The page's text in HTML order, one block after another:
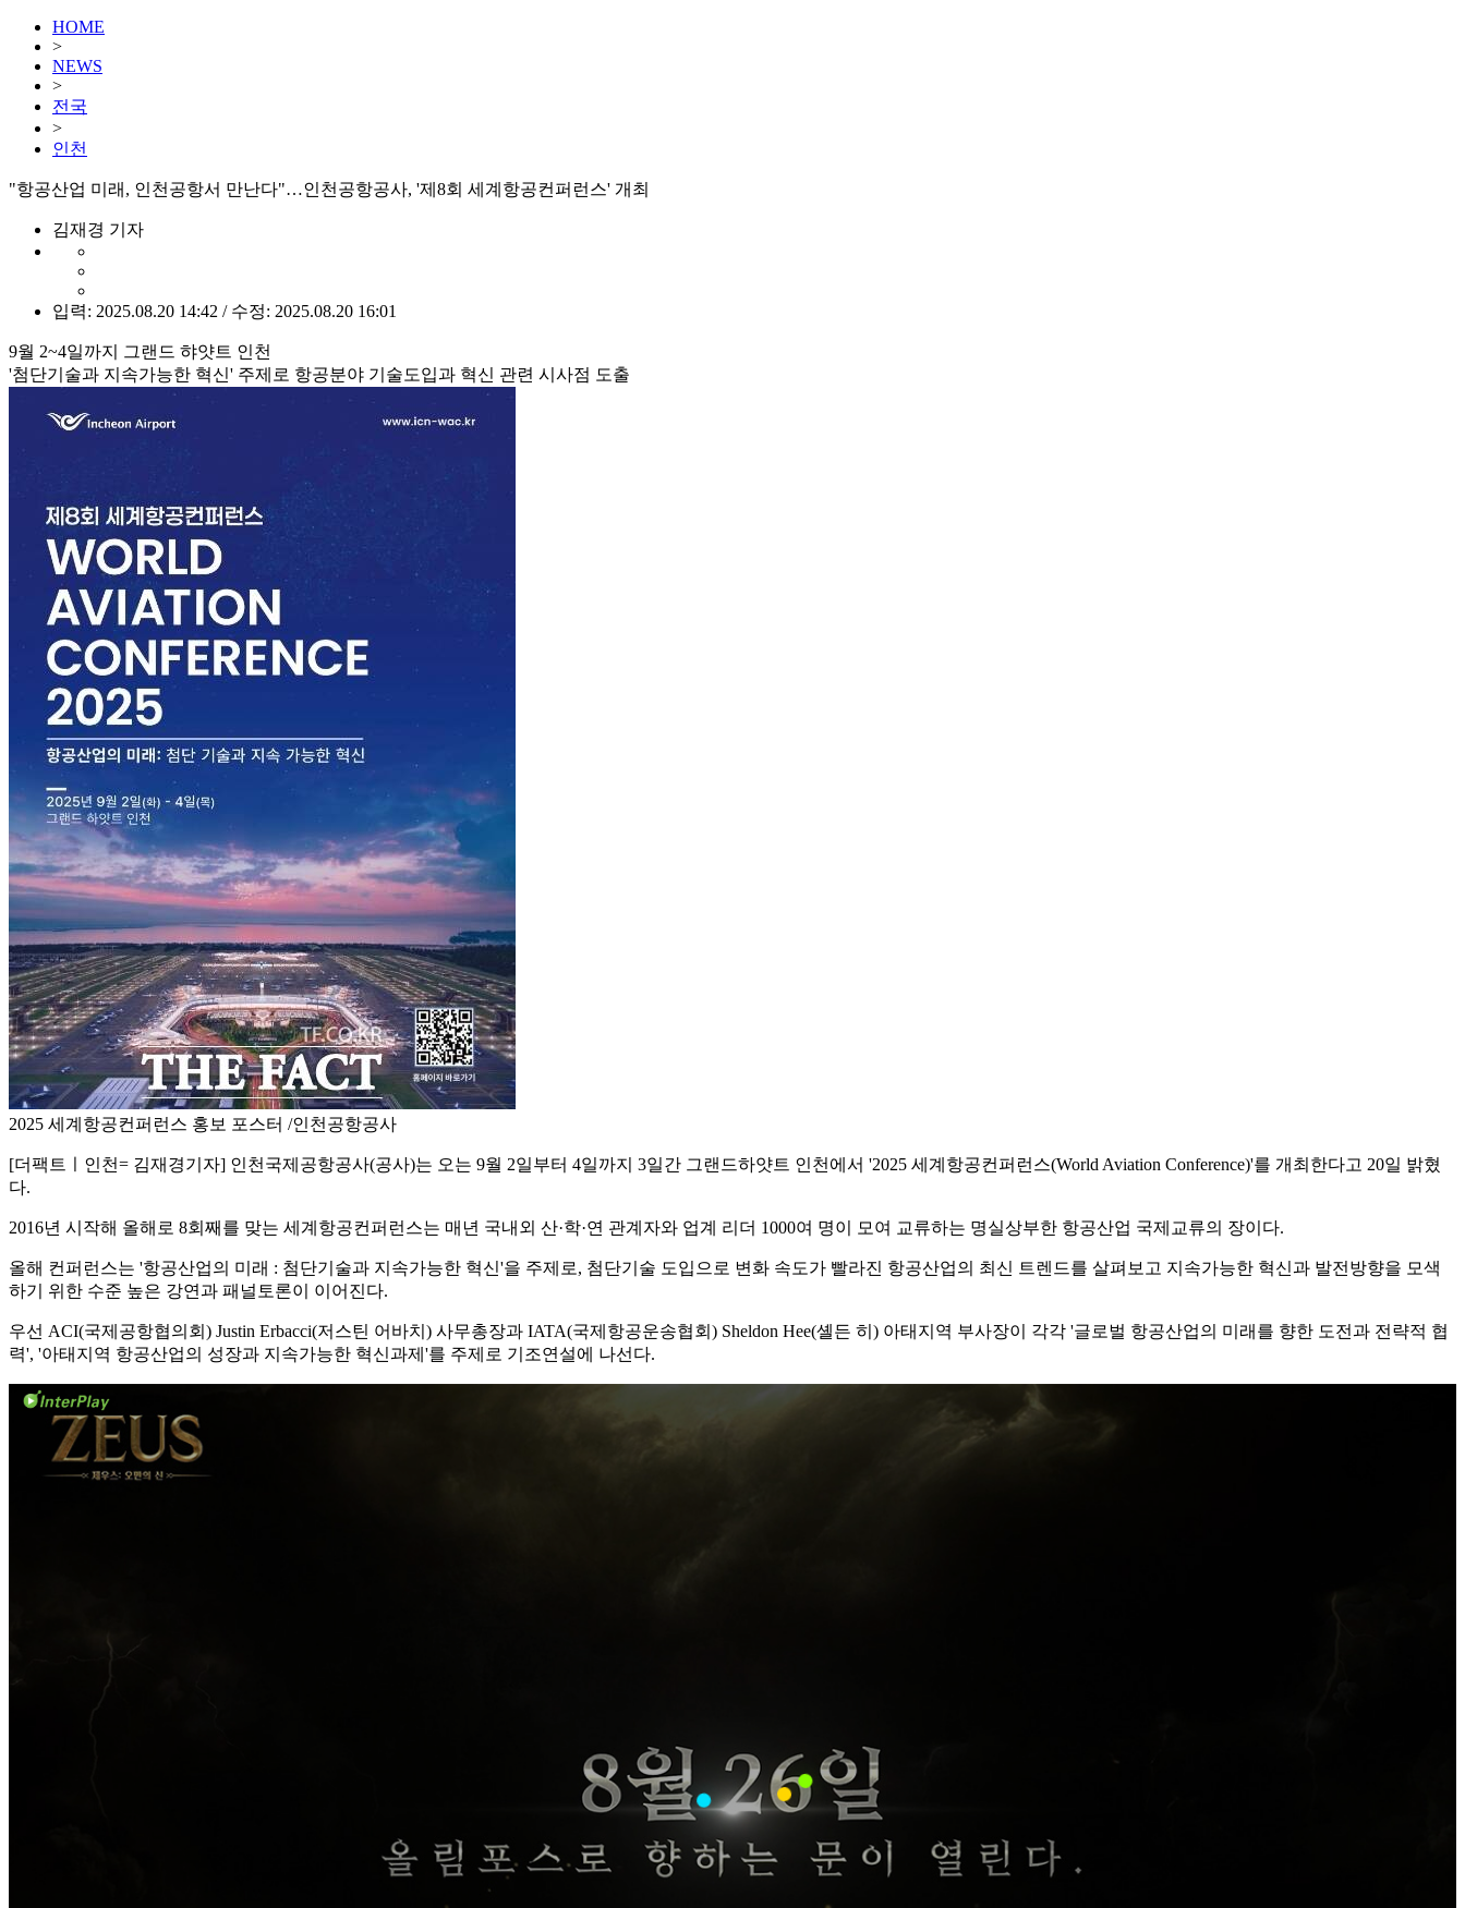
HOME
>
NEWS
>
전국
>
인천
"항공산업 미래, 인천공항서 만난다"…인천공항공사, '제8회 세계항공컨퍼런스' 개최
김재경 기자
입력: 2025.08.20 14:42 / 수정: 2025.08.20 16:01
9월 2~4일까지 그랜드 햐얏트 인천
'첨단기술과 지속가능한 혁신' 주제로 항공분야 기술도입과 혁신 관련 시사점 도출
2025 세계항공컨퍼런스 홍보 포스터 /인천공항공사
[더팩트ㅣ인천= 김재경기자] 인천국제공항공사(공사)는 오는 9월 2일부터 4일까지 3일간 그랜드하얏트 인천에서 '2025 세계항공컨퍼런스(World Aviation Conference)'를 개최한다고 20일 밝혔
다.
2016년 시작해 올해로 8회째를 맞는 세계항공컨퍼런스는 매년 국내외 산·학·연 관계자와 업계 리더 1000여 명이 모여 교류하는 명실상부한 항공산업 국제교류의 장이다.
올해 컨퍼런스는 '항공산업의 미래 : 첨단기술과 지속가능한 혁신'을 주제로, 첨단기술 도입으로 변화 속도가 빨라진 항공산업의 최신 트렌드를 살펴보고 지속가능한 혁신과 발전방향을 모색
하기 위한 수준 높은 강연과 패널토론이 이어진다.
우선 ACI(국제공항협의회) Justin Erbacci(저스틴 어바치) 사무총장과 IATA(국제항공운송협회) Sheldon Hee(셸든 히) 아태지역 부사장이 각각 '글로벌 항공산업의 미래를 향한 도전과 전략적 협
력', '아태지역 항공산업의 성장과 지속가능한 혁신과제'를 주제로 기조연설에 나선다.